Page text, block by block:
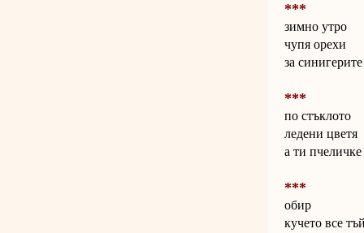
***
зимно утро
чупя орехи
за синигерите
***
по стъклото
ледени цветя
а ти пчеличке
***
обир
кучето все